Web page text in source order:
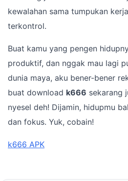
kewalahan sama tumpukan
terkontrol.
Buat kamu yang pengen
produktif, dan nggak mau lagi
dunia maya, aku bener-bener
buat download k666 sekarang
nyesel deh! Dijamin, hidupmu
dan fokus. Yuk, cobain!
k666 APK